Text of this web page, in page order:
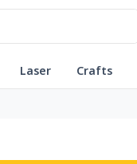
Laser Crafts